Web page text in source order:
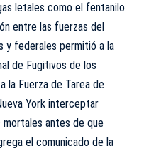
letales como el fentanilo.
entre las fuerzas del
y federales permitió a la
de Fugitivos de los
la Fuerza de Tarea de
York interceptar
antes de que
el comunicado de la